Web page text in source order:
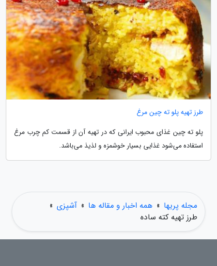
طرز تهیه پلو ته چین مرغ
پلو ته چین غذای محبوب ایرانی که در تهیه آن از قسمت کم چرب مرغ
استفاده می‌شود غذایی بسیار خوشمزه و لذیذ می‌باشد.
مجله پریها » همه اخبار و مقاله ها » آشپزی »
طرز تهیه کته ساده